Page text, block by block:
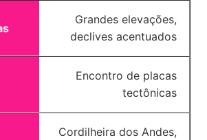
Grandes elevações,
declives acentuados
Encontro de placas
tectônicas
Cordilheira dos Andes,